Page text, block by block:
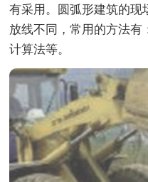
有采用。圆弧形建筑的现
放线不同，常用的方法
计算法等。